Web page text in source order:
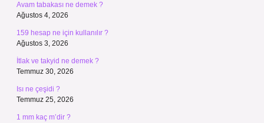
Avam tabakası ne demek ?
Ağustos 4, 2026
159 hesap ne için kullanılır ?
Ağustos 3, 2026
İtlak ve takyid ne demek ?
Temmuz 30, 2026
Isı ne çeşidi ?
Temmuz 25, 2026
1 mm kaç m’dir ?